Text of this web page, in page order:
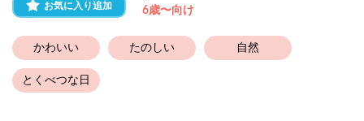
お気に入り追加
6歳〜向け
かわいい たのしい 自然
とくべつな日